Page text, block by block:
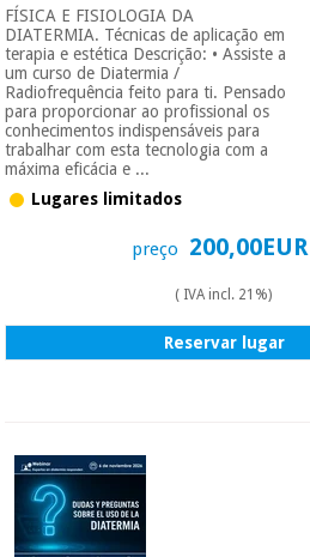
FÍSICA E FISIOLOGIA DA
DIATERMIA. Técnicas de aplicação em
terapia e estética Descrição: • Assiste a
um curso de Diatermia /
Radiofrequência feito para ti. Pensado
para proporcionar ao profissional os
conhecimentos indispensáveis para
trabalhar com esta tecnologia com a
máxima eficácia e ...
Lugares limitados
preço 200,00EUR
( IVA incl. 21%)
Reservar lugar